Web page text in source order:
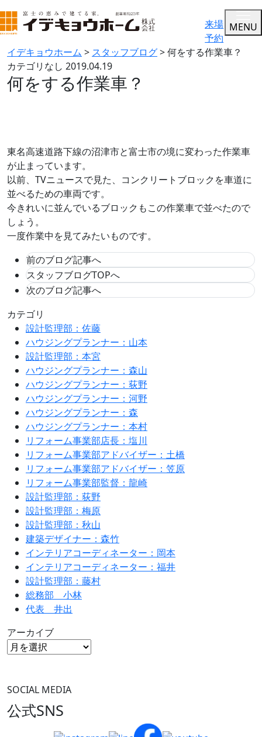
来場
予約
MENU
イデキョウホーム > スタッフブログ>何をする作業車？
カテゴリなし 2019.04.19
何をする作業車？
東名高速道路下線の沼津市と富士市の境に変わった作業車
が止まっています。
以前、TVニュースで見た、コンクリートブロックを車道に
並べるための車両です。
今きれいに並んでいるブロックもこの作業車で並べたので
しょう。
一度作業中を見てみたいものです。
前のブログ記事へ
スタッフブログTOPへ
次のブログ記事へ
カテゴリ
設計監理部：佐藤
ハウジングプランナー：山本
設計監理部：本宮
ハウジングプランナー：森山
ハウジングプランナー：荻野
ハウジングプランナー：河野
ハウジングプランナー：森
ハウジングプランナー：本村
リフォーム事業部店長：塩川
リフォーム事業部アドバイザー：土橋
リフォーム事業部アドバイザー：笠原
リフォーム事業部監督：龍崎
設計監理部：荻野
設計監理部：梅原
設計監理部：秋山
建築デザイナー：森竹
インテリアコーディネーター：岡本
インテリアコーディネーター：福井
設計監理部：藤村
総務部 小林
代表 井出
アーカイブ
SOCIAL MEDIA
公式SNS